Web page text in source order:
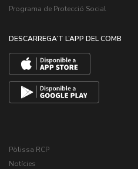
Programa de Protecció Social
DESCARREGA’T L’APP DEL COMB
Pòlissa RCP
Notícies